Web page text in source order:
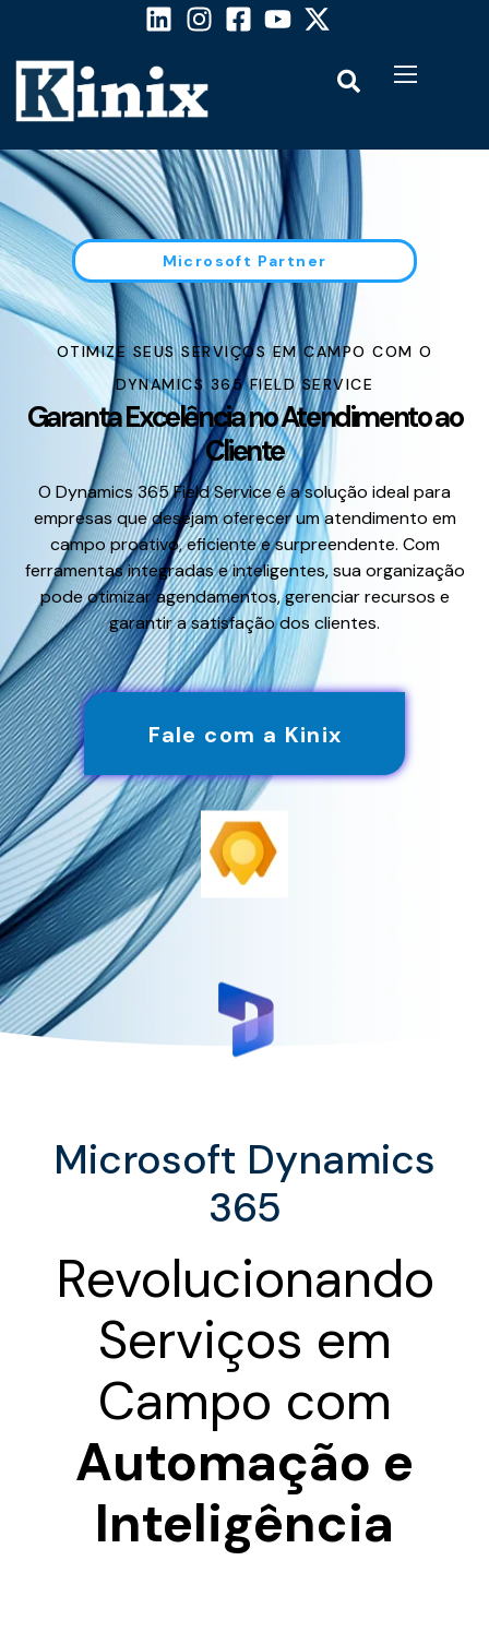
Microsoft Partner
OTIMIZE SEUS SERVIÇOS EM CAMPO COM O
DYNAMICS 365 FIELD SERVICE
Garanta Excelência no Atendimento ao
Cliente
O Dynamics 365 Field Service é a solução ideal para
empresas que desejam oferecer um atendimento em
campo proativo, eficiente e surpreendente. Com
ferramentas integradas e inteligentes, sua organização
pode otimizar agendamentos, gerenciar recursos e
garantir a satisfação dos clientes.
Fale com a Kinix
Microsoft Dynamics
365
Revolucionando
Serviços em
Campo com
Automação e
Inteligência